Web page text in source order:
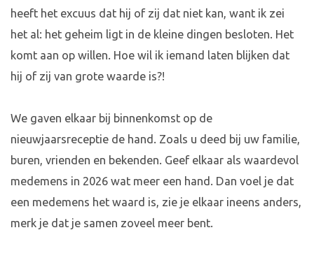
heeft het excuus dat hij of zij dat niet kan, want ik zei
het al: het geheim ligt in de kleine dingen besloten. Het
komt aan op willen. Hoe wil ik iemand laten blijken dat
hij of zij van grote waarde is?!
We gaven elkaar bij binnenkomst op de
nieuwjaarsreceptie de hand. Zoals u deed bij uw familie,
buren, vrienden en bekenden. Geef elkaar als waardevol
medemens in 2026 wat meer een hand. Dan voel je dat
een medemens het waard is, zie je elkaar ineens anders,
merk je dat je samen zoveel meer bent.